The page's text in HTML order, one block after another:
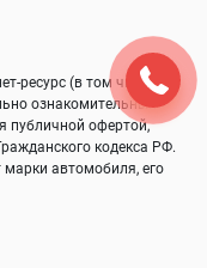
ресурс (в том числе
ознакомительный
публичной офертой,
кодекса РФ.
автомобиля, его